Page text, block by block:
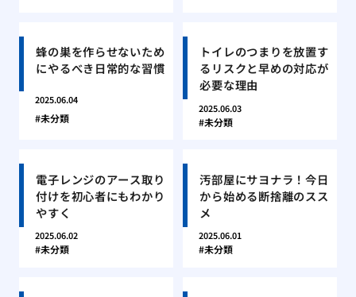
蜂の巣を作らせないため
にやるべき日常的な習慣
2025.06.04
未分類
トイレのつまりを放置す
るリスクと早めの対応が
必要な理由
2025.06.03
未分類
電子レンジのアース取り
付けを初心者にもわかり
やすく
2025.06.02
未分類
汚部屋にサヨナラ！今日
から始める断捨離のスス
メ
2025.06.01
未分類